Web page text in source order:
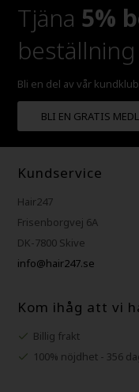
Tjäna 5%
beställning
Bli en del av vår
BLI EN GRATIS
Kundservice
Hair247
Frisenborgvej 6A
DK-7800 Skive
info@hair247.se
Kom ihåg att vi
Billig frakt
100% nöjdhet - 356